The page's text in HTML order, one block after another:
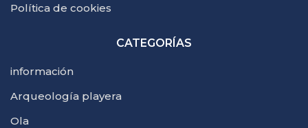
Política de cookies
CATEGORÍAS
información
Arqueología playera
Ola